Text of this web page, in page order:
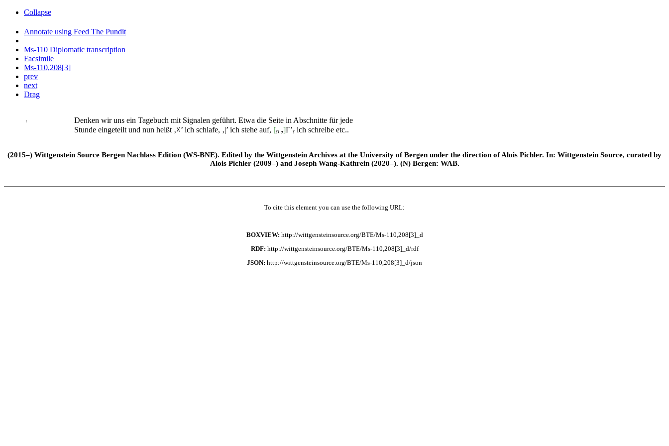
Collapse
Annotate using Feed The Pundit
Ms-110 Diplomatic transcription
Facsimile
Ms-110,208[3]
prev
next
Drag
/
Denken wir uns ein Tagebuch mit Signalen geführt. Etwa die Seite in Abschnitte für jede
Stunde eingeteilt und nun heißt ‚☓’ ich schlafe, ‚|’ ich stehe auf, [„|‚]Г’, ich schreibe etc..
(2015–) Wittgenstein Source Bergen Nachlass Edition (WS-BNE). Edited by the Wittgenstein Archives at the University of Bergen under the direction of Alois Pichler. In: Wittgenstein Source, curated by
Alois Pichler (2009–) and Joseph Wang-Kathrein (2020–). (N) Bergen: WAB.
To cite this element you can use the following URL:
BOXVIEW: http://wittgensteinsource.org/BTE/Ms-110,208[3]_d
RDF: http://wittgensteinsource.org/BTE/Ms-110,208[3]_d/rdf
JSON: http://wittgensteinsource.org/BTE/Ms-110,208[3]_d/json